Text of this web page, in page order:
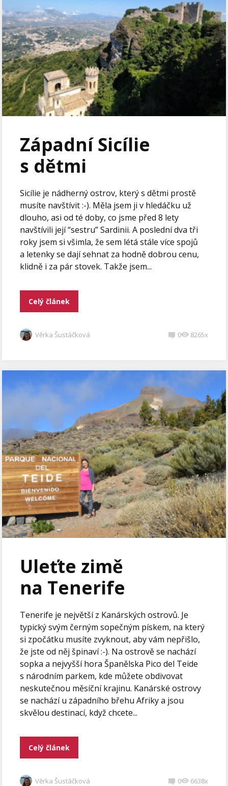
Západní Sicílie
s dětmi
Sicílie je nádherný ostrov, který s dětmi prostě
musíte navštívit :-). Měla jsem ji v hledáčku už
dlouho, asi od té doby, co jsme před 8 lety
navštívili její “sestru” Sardinii. A poslední dva tři
roky jsem si všimla, že sem létá stále více spojů
a letenky se dají sehnat za hodně dobrou cenu,
klidně i za pár stovek. Takže jsem...
Celý článek
Věrka Šustáčková 0 8265x
Uleťte zimě
na Tenerife
Tenerife je největší z Kanárských ostrovů. Je
typický svým černým sopečným pískem, na který
si zpočátku musíte zvyknout, aby vám nepřišlo,
že jste od něj špinaví :-). Na ostrově se nachází
sopka a nejvyšší hora Španělska Pico del Teide
s národním parkem, kde můžete obdivovat
neskutečnou měsíční krajinu. Kanárské ostrovy
se nachází u západního břehu Afriky a jsou
skvělou destinací, když chcete...
Celý článek
Věrka Šustáčková 0 6638x